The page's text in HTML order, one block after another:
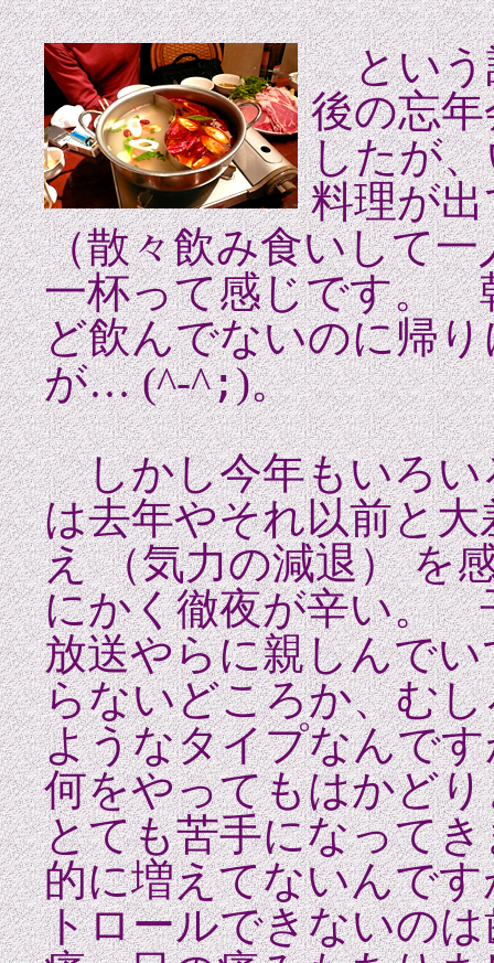
という
後の忘
したが
料理が
（散々飲み食いして
一杯って感じです。
ど飲んでないのに帰
が… (^-^;)。
しかし今年もいろい
は去年やそれ以前と
え （気力の減退） を
にかく徹夜が辛い。
放送やらに親しんで
らないどころか、む
ようなタイプなんで
何をやってもはかど
とても苦手になって
的に増えてないんで
トロールできないの